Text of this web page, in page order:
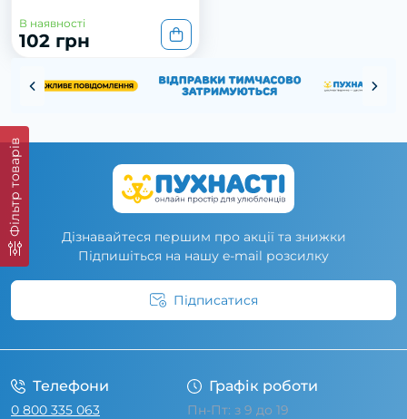
Фільтр товарів
В наявності
102 грн
Дізнавайтеся першим про акції та знижки
Підпишіться на нашу e-mail розсилку
Підписатися
Телефони
0 800 335 063
Графік роботи
Пн-Пт: з 9 до 19